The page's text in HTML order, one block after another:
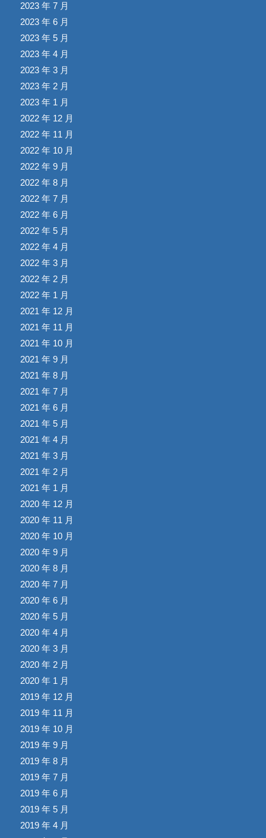
2023 年 7 月
2023 年 6 月
2023 年 5 月
2023 年 4 月
2023 年 3 月
2023 年 2 月
2023 年 1 月
2022 年 12 月
2022 年 11 月
2022 年 10 月
2022 年 9 月
2022 年 8 月
2022 年 7 月
2022 年 6 月
2022 年 5 月
2022 年 4 月
2022 年 3 月
2022 年 2 月
2022 年 1 月
2021 年 12 月
2021 年 11 月
2021 年 10 月
2021 年 9 月
2021 年 8 月
2021 年 7 月
2021 年 6 月
2021 年 5 月
2021 年 4 月
2021 年 3 月
2021 年 2 月
2021 年 1 月
2020 年 12 月
2020 年 11 月
2020 年 10 月
2020 年 9 月
2020 年 8 月
2020 年 7 月
2020 年 6 月
2020 年 5 月
2020 年 4 月
2020 年 3 月
2020 年 2 月
2020 年 1 月
2019 年 12 月
2019 年 11 月
2019 年 10 月
2019 年 9 月
2019 年 8 月
2019 年 7 月
2019 年 6 月
2019 年 5 月
2019 年 4 月